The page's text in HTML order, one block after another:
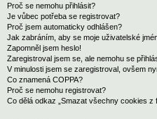
Proč se nemohu přihlásit?
Je vůbec potřeba se registrovat?
Proč jsem automaticky odhlášen?
Jak zabráním, aby se moje uživatelské
Zapomněl jsem heslo!
Zaregistroval jsem se, ale nemohu se
V minulosti jsem se zaregistroval, ovšem
Co znamená COPPA?
Proč se nemohu registrovat?
Co dělá odkaz „Smazat všechny cookies z